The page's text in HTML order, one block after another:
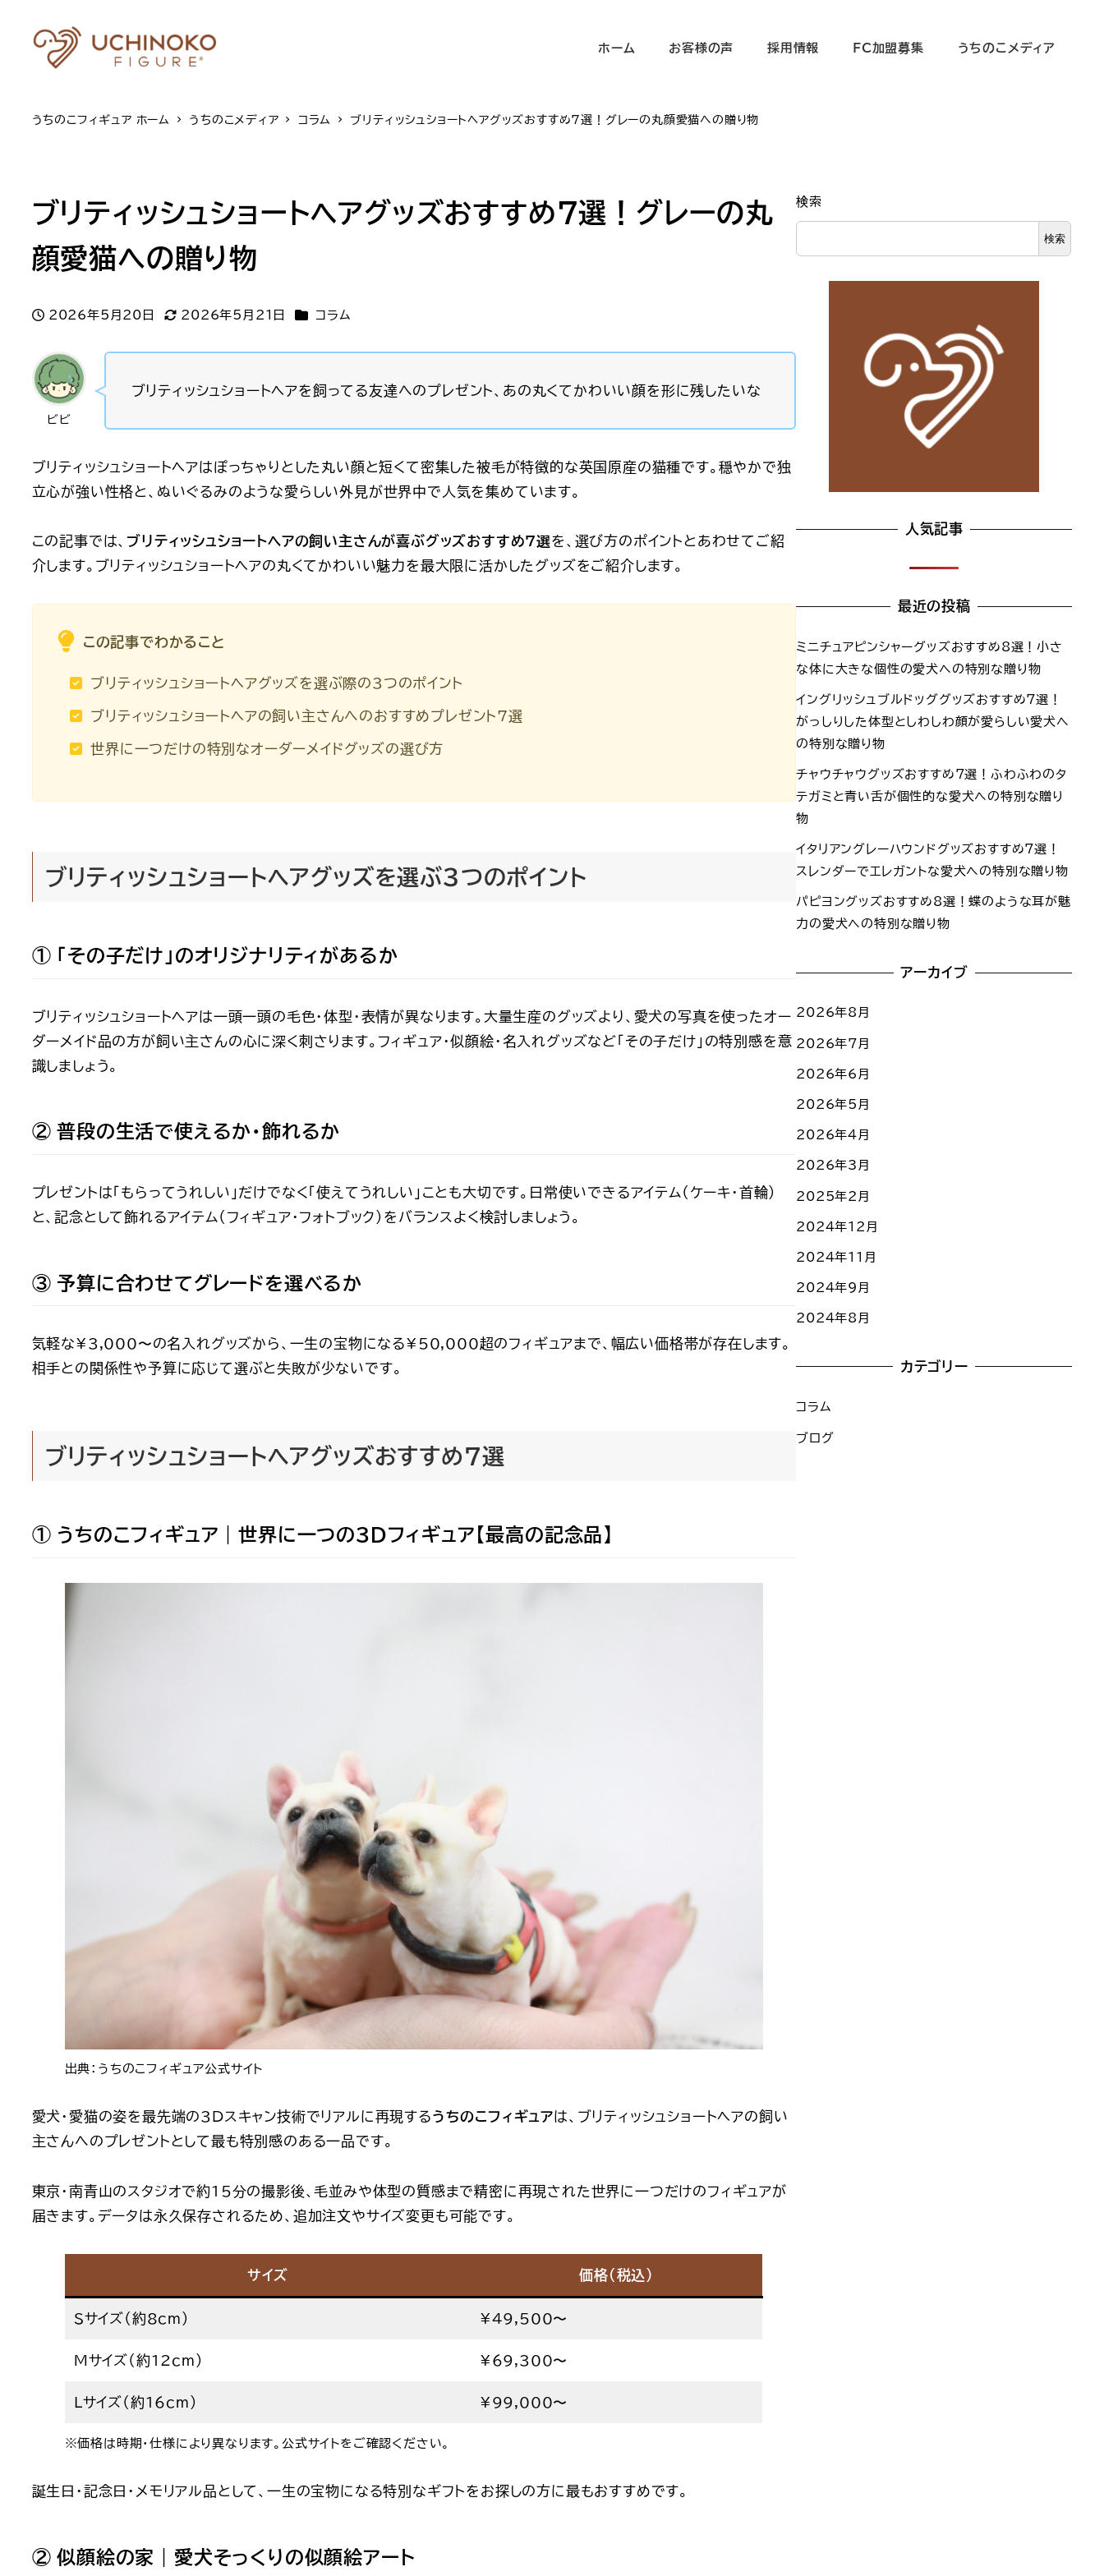
ホーム お客様の声 採用情報 FC加盟募集 うちのこメディア
うちのこフィギュア ホーム うちのこメディア コラム ブリティッシュショートヘアグッズおすすめ7選！グレーの丸顔愛猫への贈り物
ブリティッシュショートヘアグッズおすすめ7選！グレーの丸
顔愛猫への贈り物
投稿日
2026年5月20日
2026年5月21日 カテゴリー
コラム
ビビ
ブリティッシュショートヘアを飼ってる友達へのプレゼント、あの丸くてかわいい顔を形に残したいな
ブリティッシュショートヘアはぽっちゃりとした丸い顔と短くて密集した被毛が特徴的な英国原産の猫種です。穏やかで独
立心が強い性格と、ぬいぐるみのような愛らしい外見が世界中で人気を集めています。
この記事では、 ブリティッシュショートヘアの飼い主さんが喜ぶグッズおすすめ7選を、選び方のポイントとあわせてご紹
介します。ブリティッシュショートヘアの丸くてかわいい魅力を最大限に活かしたグッズをご紹介します。
この記事でわかること
ブリティッシュショートヘアグッズを選ぶ際の3つのポイント
ブリティッシュショートヘアの飼い主さんへのおすすめプレゼント7選
世界に一つだけの特別なオーダーメイドグッズの選び方
ブリティッシュショートヘアグッズを選ぶ3つのポイント
① 「その子だけ」のオリジナリティがあるか
ブリティッシュショートヘアは一頭一頭の毛色・体型・表情が異なります。大量生産のグッズより、 愛犬の写真を使ったオー
ダーメイド品の方が飼い主さんの心に深く刺さります。フィギュア・似顔絵・名入れグッズなど「その子だけ」の特別感を意
識しましょう。
② 普段の生活で使えるか・飾れるか
プレゼントは「もらってうれしい」だけでなく「使えてうれしい」ことも大切です。日常使いできるアイテム（ケーキ・首輪）
と、記念として飾れるアイテム（フィギュア・フォトブック）をバランスよく検討しましょう。
③ 予算に合わせてグレードを選べるか
気軽な¥3,000〜の名入れグッズから、一生の宝物になる¥50,000超のフィギュアまで、幅広い価格帯が存在します。
相手との関係性や予算に応じて選ぶと失敗が少ないです。
ブリティッシュショートヘアグッズおすすめ7選
① うちのこフィギュア｜世界に一つの3Dフィギュア【最高の記念品】
出典：うちのこフィギュア公式サイト
愛犬・愛猫の姿を最先端の3Dスキャン技術でリアルに再現するうちのこフィギュアは、ブリティッシュショートヘアの飼い
主さんへのプレゼントとして最も特別感のある一品です。
東京・南青山のスタジオで約15分の撮影後、毛並みや体型の質感まで精密に再現された世界に一つだけのフィギュアが
届きます。データは永久保存されるため、追加注文やサイズ変更も可能です。
サイズ 価格（税込）
Sサイズ（約8cm） ¥49,500〜
Mサイズ（約12cm） ¥69,300〜
Lサイズ（約16cm） ¥99,000〜
※価格は時期・仕様により異なります。公式サイトをご確認ください。
誕生日・記念日・メモリアル品として、一生の宝物になる特別なギフトをお探しの方に最もおすすめです。
② 似顔絵の家｜愛犬そっくりの似顔絵アート
検索
検索
人気記事
最近の投稿
ミニチュアピンシャーグッズおすすめ8選！小さ
な体に大きな個性の愛犬への特別な贈り物
イングリッシュブルドッググッズおすすめ7選！
がっしりした体型としわしわ顔が愛らしい愛犬へ
の特別な贈り物
チャウチャウグッズおすすめ7選！ふわふわのタ
テガミと青い舌が個性的な愛犬への特別な贈り
物
イタリアングレーハウンドグッズおすすめ7選！
スレンダーでエレガントな愛犬への特別な贈り物
パピヨングッズおすすめ8選！蝶のような耳が魅
力の愛犬への特別な贈り物
アーカイブ
2026年8月
2026年7月
2026年6月
2026年5月
2026年4月
2026年3月
2025年2月
2024年12月
2024年11月
2024年9月
2024年8月
カテゴリー
コラム
ブログ